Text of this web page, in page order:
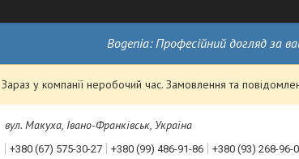
Bogenia: Професійний догляд за
Зараз у компанії неробочий час. Замовлення та
вул. Макуха, Івано-Франківськ, Україна
+380 (67) 575-30-27 +380 (99) 486-91-86 +380 (93) 268-96-